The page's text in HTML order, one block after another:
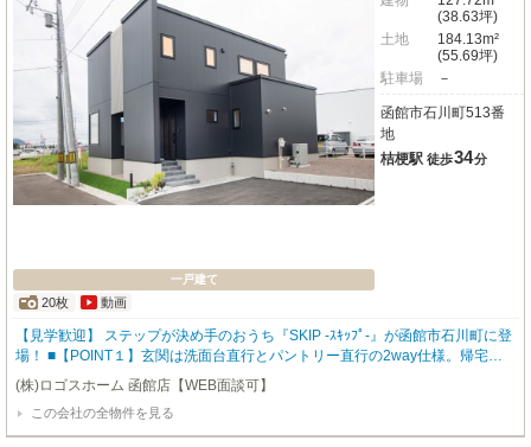
一戸建て
20枚 動画
(38.63坪)
土地
184.13m²
(55.69坪)
駐車場
－
函館市石川町513番
地
桔梗駅 徒歩34分
【見学歓迎】 ステップが決め手のおうち『SKIP -ｽｷｯﾌﾟ-』が函館市石川町に登
場！ ■【POINT１】玄関は洗面台直行とパントリー直行の2way仕様。帰宅後
まっさきに洗面台で手を洗うもよし、買い物帰りにパントリーへ直行するもよ
し！ ■【POINT２】ダウンフロアのリビングは、この家のシンボル！ 下げた床
にはタイルカーペットを敷き、くつろぎ空間に。段差(ｽﾃｯﾌﾟ)を利用した思いお
もいの憩いスタイルを見つけて楽しむことができます。 ■【POINT３】ブラッ
(株)ロゴスホーム 函館店【WEB面談可】
この会社の全物件を見る